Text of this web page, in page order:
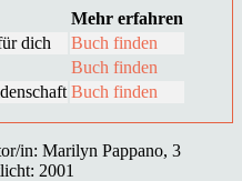
Mehr erfahren
dich
Buch finden
Buch finden
Buch finden
in: Marilyn Pappano, 3
2001